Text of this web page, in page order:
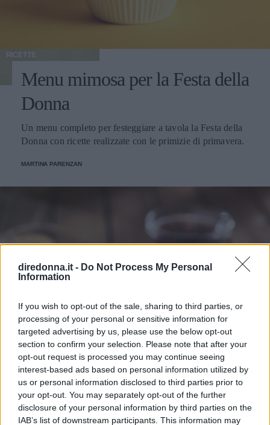
diredonna.it - Do Not Process My Personal
Information
If you wish to opt-out of the sale, sharing to third parties, or
processing of your personal or sensitive information for
targeted advertising by us, please use the below opt-out
section to confirm your selection. Please note that after your
opt-out request is processed you may continue seeing
interest-based ads based on personal information utilized by
us or personal information disclosed to third parties prior to
your opt-out. You may separately opt-out of the further
disclosure of your personal information by third parties on the
IAB’s list of downstream participants. This information may
RICETTE
Menu mimosa per la Festa della
Donna
Un menu completo per festeggiare a tavola la Festa della
Donna con ricette realizzate con le primizie di primavera.
MARTINA PARENZAN